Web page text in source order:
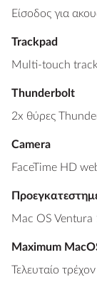
Είσοδος για
Trackpad
Multi-touch
Thunderbolt
2x θύρες
Camera
FaceTime HD
Mac OS Ventura
Maximum
Τελευταίο τρέχον